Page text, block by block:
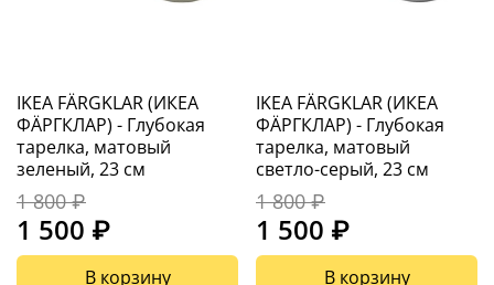
IKEA FÄRGKLAR (ИКЕА
ФÄРГКЛАР) - Глубокая
тарелка, матовый
зеленый, 23 см
1 800 ₽
1 500 ₽
В корзину
IKEA FÄRGKLAR (ИКЕА
ФÄРГКЛАР) - Глубокая
тарелка, матовый
светло-серый, 23 см
1 800 ₽
1 500 ₽
В корзину